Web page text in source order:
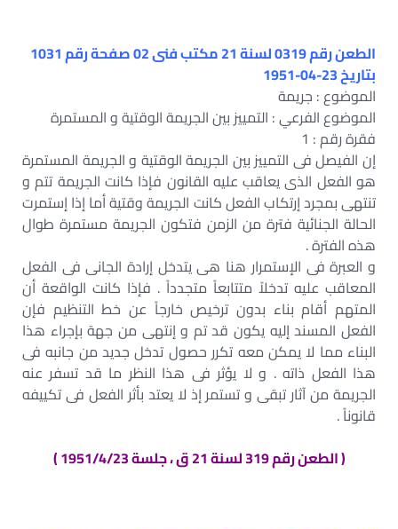
الطعن رقم 0319 لسنة 21 مكتب فنى 02 صفحة رقم 1031
بتاريخ 23-04-1951
الموضوع : جريمة
الموضوع الفرعي : التمييز بين الجريمة الوقتية و المستمرة
فقرة رقم : 1
إن الفيصل فى التمييز بين الجريمة الوقتية و الجريمة المستمرة
هو الفعل الذى يعاقب عليه القانون فإذا كانت الجريمة تتم و
تنتهى بمجرد إرتكاب الفعل كانت الجريمة وقتية أما إذا إستمرت
الحالة الجنائية فترة من الزمن فتكون الجريمة مستمرة طوال
هذه الفترة .
و العبرة فى الإستمرار هنا هى يتدخل إرادة الجانى فى الفعل
المعاقب عليه تدخلاً متتابعاً متجدداً . فإذا كانت الواقعة أن
المتهم أقام بناء بدون ترخيص خارجاً عن خط التنظيم فإن
الفعل المسند إليه يكون قد تم و إنتهى من جهة بإجراء هذا
البناء مما لا يمكن معه تكرر حصول تدخل جديد من جانبه فى
هذا الفعل ذاته . و لا يؤثر فى هذا النظر ما قد تسفر عنه
الجريمة من آثار تبقى و تستمر إذ لا يعتد بأثر الفعل فى تكييفه
قانوناً .
( الطعن رقم 319 لسنة 21 ق ، جلسة 1951/4/23 )